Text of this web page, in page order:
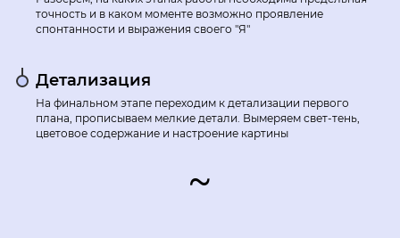
точность и в каком моменте возможно проявление
спонтанности и выражения своего "Я"
Детализация
На финальном этапе переходим к детализации первого
плана, прописываем мелкие детали. Вымеряем свет-тень,
цветовое содержание и настроение картины
~